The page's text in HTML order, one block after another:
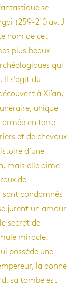
se
(259-210 av. J
nom de cet
plus beaux
qui
Il s’agit du
à Xi’an,
unique
en terre
et de chevaux
d’une
mais elle aime
de
sont condamnés
jurent un amour
secret de
miracle.
possède une
la donne
sa tombe est